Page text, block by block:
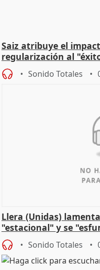
Saiz atribuye el
regularización al
Sonido Totales
Llera (Unidas)
"estacional" y se
Sonido Totales